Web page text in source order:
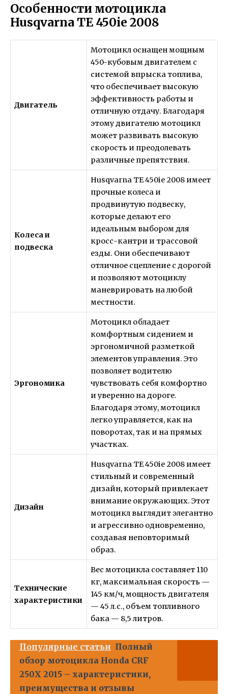
Особенности мотоцикла
Husqvarna TE 450ie 2008
Двигатель
Мотоцикл оснащен мощным
450-кубовым двигателем с
системой впрыска топлива,
что обеспечивает высокую
эффективность работы и
отличную отдачу. Благодаря
этому двигателю мотоцикл
может развивать высокую
скорость и преодолевать
различные препятствия.
Колеса и
подвеска
Husqvarna TE 450ie 2008 имеет
прочные колеса и
продвинутую подвеску,
которые делают его
идеальным выбором для
кросс-кантри и трассовой
езды. Они обеспечивают
отличное сцепление с дорогой
и позволяют мотоциклу
маневрировать на любой
местности.
Эргономика
Мотоцикл обладает
комфортным сидением и
эргономичной разметкой
элементов управления. Это
позволяет водителю
чувствовать себя комфортно
и уверенно на дороге.
Благодаря этому, мотоцикл
легко управляется, как на
поворотах, так и на прямых
участках.
Дизайн
Husqvarna TE 450ie 2008 имеет
стильный и современный
дизайн, который привлекает
внимание окружающих. Этот
мотоцикл выглядит элегантно
и агрессивно одновременно,
создавая неповторимый
образ.
Технические
характеристики
Вес мотоцикла составляет 110
кг, максимальная скорость —
145 км/ч, мощность двигателя
— 45 л.с., объем топливного
бака — 8,5 литров.
Популярные статьи Полный
обзор мотоцикла Honda CRF
250X 2015 – характеристики,
преимущества и отзывы